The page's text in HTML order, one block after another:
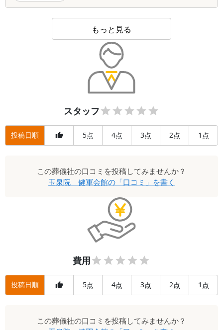
A.スタッフの方々は親身になって私たちの話を聞いてくだ
さり、必要なサポートを的確に行っていただきました。式
の途中にも気遣いを見せていただきました。
Q.改善点はありますか？お気づきの点をお聞かせください
A.特にありません。どの場面でも行き届いた対応で助かり
もっと見る
スタッフ
投稿日順 5点 4点 3点 2点 1 点
この葬儀社の口コミを投稿してみませんか？
玉泉院 健軍会館の「口コミ」を書く
費用
投稿日順 5点 4点 3点 2点 1 点
この葬儀社の口コミを投稿してみませんか？